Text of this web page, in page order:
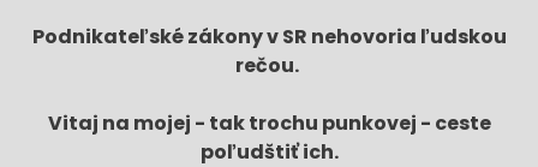
Podnikateľské zákony v SR nehovoria ľudskou
rečou.
Vitaj na mojej - tak trochu punkovej - ceste
poľudštiť ich.